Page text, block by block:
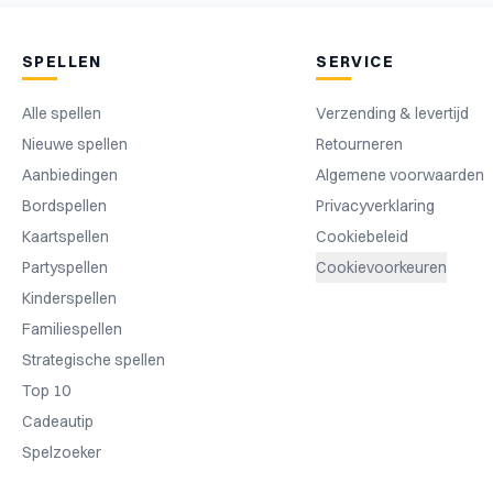
SPELLEN
Alle spellen
Nieuwe spellen
Aanbiedingen
Bordspellen
Kaartspellen
Partyspellen
Kinderspellen
Familiespellen
Strategische spellen
Top 10
Cadeautip
Spelzoeker
SERVICE
Verzending & levertijd
Retourneren
Algemene voorwaarden
Privacyverklaring
Cookiebeleid
Cookievoorkeuren